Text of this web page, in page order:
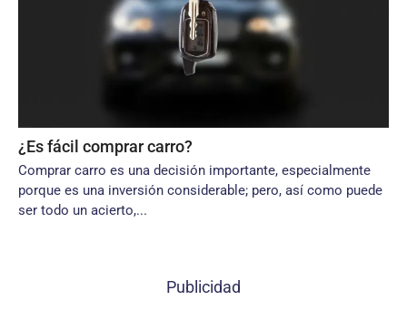
¿Es fácil comprar carro?
Comprar carro es una decisión importante, especialmente
porque es una inversión considerable; pero, así como puede
ser todo un acierto,...
Publicidad